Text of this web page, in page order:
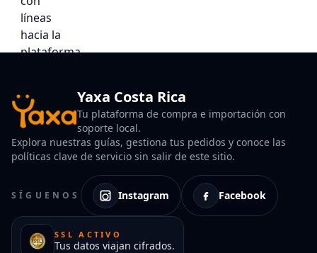
Yaxa Costa Rica
Tu plataforma de compra e importación con
soporte local.
Explora nuestras guías, gestiona tus pedidos y conoce las
políticas clave de servicio sin salir de este sitio.
SÍGUENOS Instagram Facebook
SSL ACTIVO
Tus datos viajan cifrados.